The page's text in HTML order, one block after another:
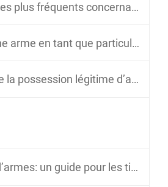
fréquents concernant la loi sur les armes
arme en tant que particulier
légitime d’armes à feu
pour les tireurs sportifs et les collectionneurs (Pro Tell)